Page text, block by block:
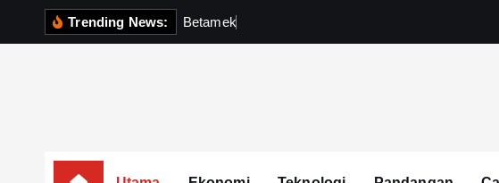
Trending News: Betamek